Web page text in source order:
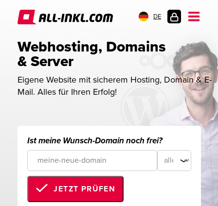
DE
Webhosting, Domains
& Server
Eigene Website mit sicherem Hosting, Domain & E-
Mail. Alles für Ihren Erfolg!
Ist meine Wunsch-Domain noch frei?
JETZT PRÜFEN